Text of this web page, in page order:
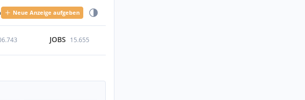
Neue Anzeige aufgeben
JOBS 15.655